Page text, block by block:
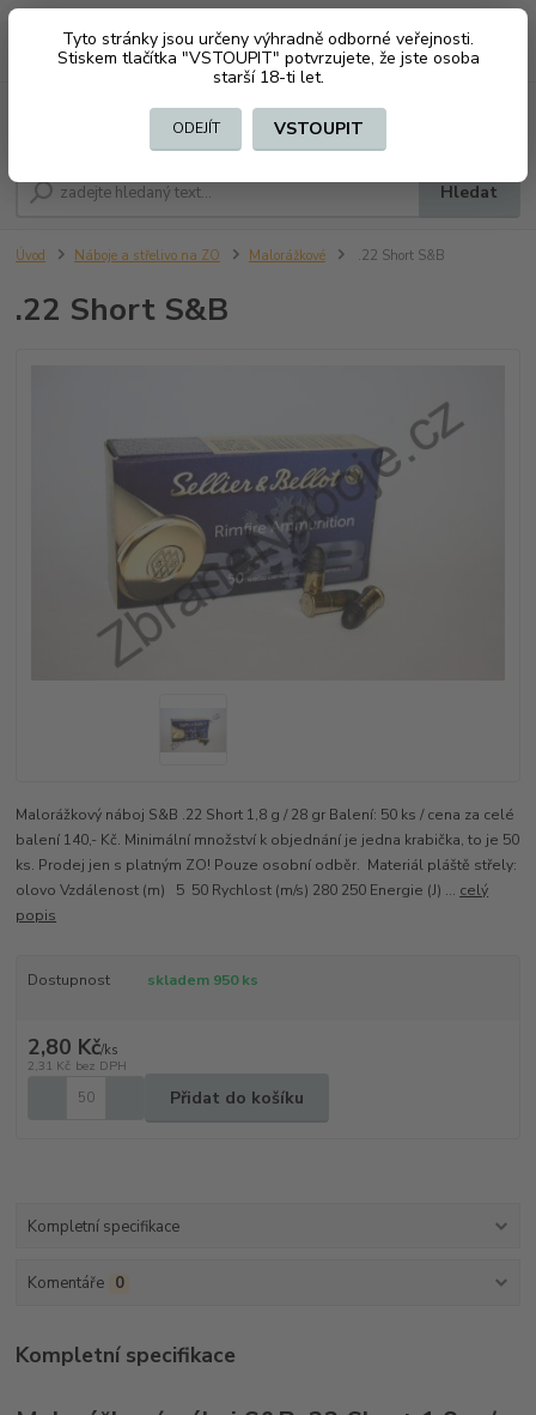
Tyto stránky jsou určeny výhradně odborné veřejnosti.
Stiskem tlačítka "VSTOUPIT" potvrzujete, že jste osoba
starší 18-ti let.
ODEJÍT VSTOUPIT
CZK
Hledat
+420 603794370 za0 Kč
Úvod Náboje a střelivo na ZO Malorážkové .22 Short S&B
.22 Short S&B
Malorážkový náboj S&B .22 Short 1,8 g / 28 gr Balení: 50 ks / cena za celé
balení 140,- Kč. Minimální množství k objednání je jedna krabička, to je 50
ks. Prodej jen s platným ZO! Pouze osobní odběr. Materiál pláště střely:
olovo Vzdálenost (m) 5 50 Rychlost (m/s) 280 250 Energie (J) ... celý
popis
Dostupnost skladem 950 ks
2,80 Kč/ks
2,31 Kč bez DPH
Přidat do košíku
Kompletní specifikace
Komentáře 0
Kompletní specifikace